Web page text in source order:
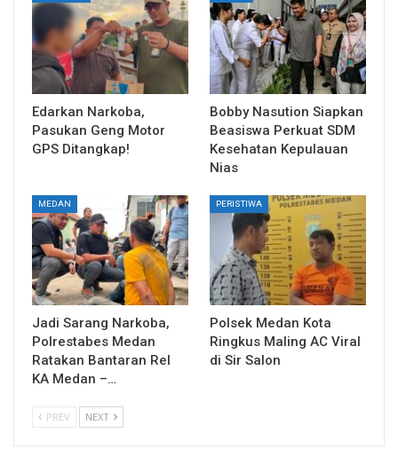
Edarkan Narkoba,
Pasukan Geng Motor
GPS Ditangkap!
Bobby Nasution Siapkan
Beasiswa Perkuat SDM
Kesehatan Kepulauan
Nias
MEDAN
Jadi Sarang Narkoba,
Polrestabes Medan
Ratakan Bantaran Rel
KA Medan –…
PERISTIWA
Polsek Medan Kota
Ringkus Maling AC Viral
di Sir Salon
PREV NEXT